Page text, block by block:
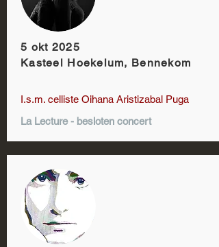
5 okt 2025
Kasteel Hoekelum, Bennekom
I.s.m. celliste Oihana Aristizabal Puga
La Lecture - besloten concert